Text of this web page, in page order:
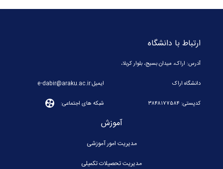
ارتباط با دانشگاه
آدرس: اراک، میدان بسیج، بلوار کربلا،
دانشگاه اراک
کدپستی: ۳۸۴۸۱۷۷۵۸۴
ایمیل:e-dabir@araku.ac.ir
شبکه های اجتماعی:
آموزش
مدیریت امور آموزشی
مدیریت تحصیلات تکمیلی